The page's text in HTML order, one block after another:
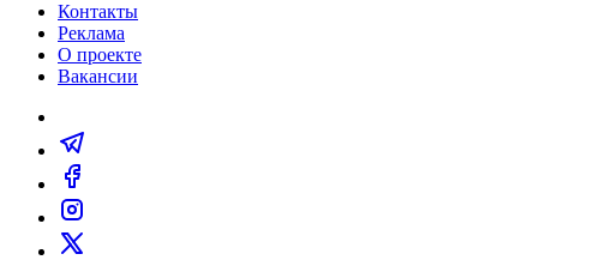
Контакты
Реклама
О проекте
Вакансии